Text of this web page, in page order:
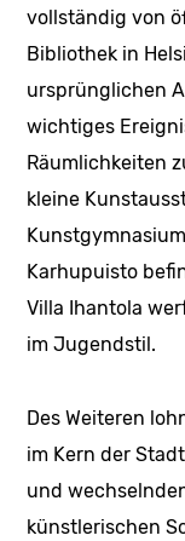
vollständig von
Bibliothek in
ursprünglichen
wichtiges
Räumlichkeiten
kleine
Karhupuisto
Villa Ihantola
im Jugendstil.
Des Weiteren
im Kern der
und
künstlerischen